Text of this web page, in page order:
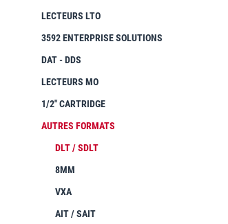
LECTEURS LTO
3592 ENTERPRISE SOLUTIONS
DAT - DDS
LECTEURS MO
1/2" CARTRIDGE
AUTRES FORMATS
DLT / SDLT
8MM
VXA
AIT / SAIT